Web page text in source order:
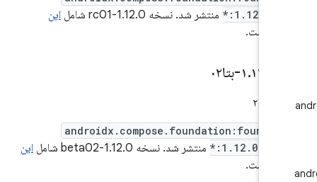
*:1.12.0-منتشر شد. نسخه 1.12.0-rc01 شامل
این
*:1.12.0-منتشر شد. نسخه 1.12.0-beta02 شامل
این